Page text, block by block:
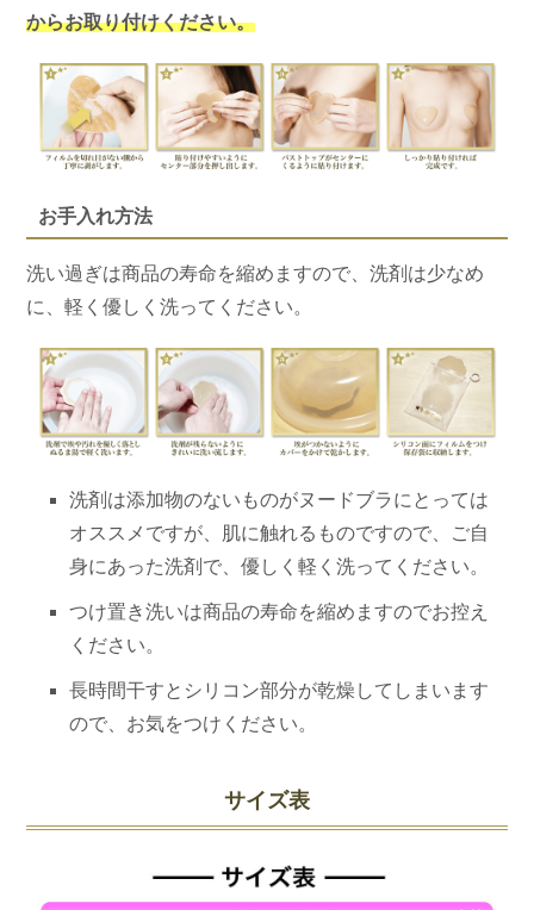
からお取り付けください。
お手入れ方法
洗い過ぎは商品の寿命を縮めますので、洗剤は少なめ
に、軽く優しく洗ってください。
洗剤は添加物のないものがヌードブラにとっては
オススメですが、肌に触れるものですので、ご自
身にあった洗剤で、優しく軽く洗ってください。
つけ置き洗いは商品の寿命を縮めますのでお控え
ください。
長時間干すとシリコン部分が乾燥してしまいます
ので、お気をつけください。
サイズ表